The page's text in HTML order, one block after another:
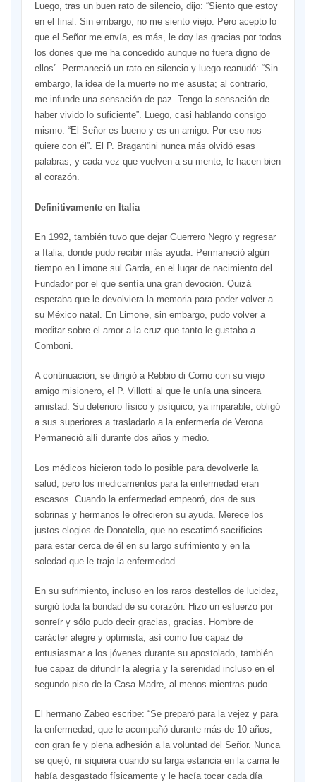
Luego, tras un buen rato de silencio, dijo: “Siento que estoy
en el final. Sin embargo, no me siento viejo. Pero acepto lo
que el Señor me envía, es más, le doy las gracias por todos
los dones que me ha concedido aunque no fuera digno de
ellos”. Permaneció un rato en silencio y luego reanudó: “Sin
embargo, la idea de la muerte no me asusta; al contrario,
me infunde una sensación de paz. Tengo la sensación de
haber vivido lo suficiente”. Luego, casi hablando consigo
mismo: “El Señor es bueno y es un amigo. Por eso nos
quiere con él”. El P. Bragantini nunca más olvidó esas
palabras, y cada vez que vuelven a su mente, le hacen bien
al corazón.
Definitivamente en Italia
En 1992, también tuvo que dejar Guerrero Negro y regresar
a Italia, donde pudo recibir más ayuda. Permaneció algún
tiempo en Limone sul Garda, en el lugar de nacimiento del
Fundador por el que sentía una gran devoción. Quizá
esperaba que le devolviera la memoria para poder volver a
su México natal. En Limone, sin embargo, pudo volver a
meditar sobre el amor a la cruz que tanto le gustaba a
Comboni.
A continuación, se dirigió a Rebbio di Como con su viejo
amigo misionero, el P. Villotti al que le unía una sincera
amistad. Su deterioro físico y psíquico, ya imparable, obligó
a sus superiores a trasladarlo a la enfermería de Verona.
Permaneció allí durante dos años y medio.
Los médicos hicieron todo lo posible para devolverle la
salud, pero los medicamentos para la enfermedad eran
escasos. Cuando la enfermedad empeoró, dos de sus
sobrinas y hermanos le ofrecieron su ayuda. Merece los
justos elogios de Donatella, que no escatimó sacrificios
para estar cerca de él en su largo sufrimiento y en la
soledad que le trajo la enfermedad.
En su sufrimiento, incluso en los raros destellos de lucidez,
surgió toda la bondad de su corazón. Hizo un esfuerzo por
sonreír y sólo pudo decir gracias, gracias. Hombre de
carácter alegre y optimista, así como fue capaz de
entusiasmar a los jóvenes durante su apostolado, también
fue capaz de difundir la alegría y la serenidad incluso en el
segundo piso de la Casa Madre, al menos mientras pudo.
El hermano Zabeo escribe: “Se preparó para la vejez y para
la enfermedad, que le acompañó durante más de 10 años,
con gran fe y plena adhesión a la voluntad del Señor. Nunca
se quejó, ni siquiera cuando su larga estancia en la cama le
había desgastado físicamente y le hacía tocar cada día